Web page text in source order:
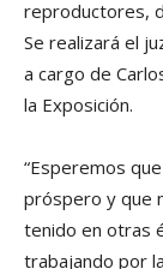
reproductores,
Se realizará el
a cargo de
la Exposición.
“Esperemos
próspero y que
tenido en otras
trabajando por